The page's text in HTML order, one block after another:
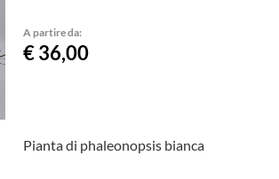
A partire da:
€ 36,00
Pianta di phaleonopsis bianca